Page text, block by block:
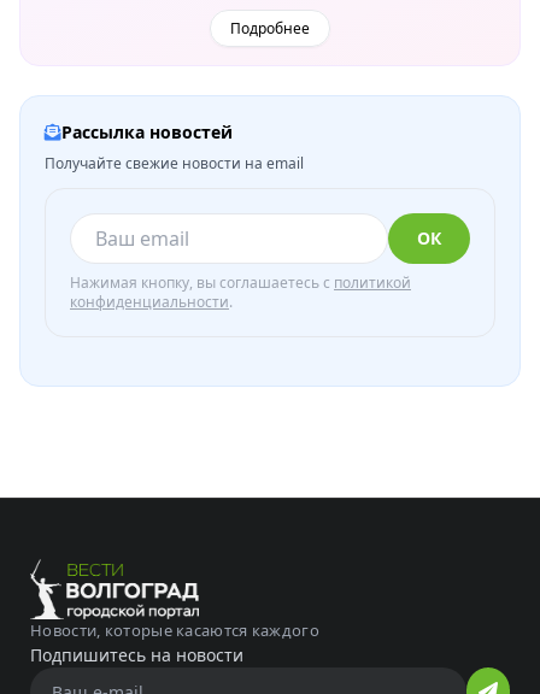
Подробнее
Рассылка новостей
Получайте свежие новости на email
ОК
Нажимая кнопку, вы соглашаетесь с политикой
конфиденциальности.
Новости, которые касаются каждого
Подпишитесь на новости